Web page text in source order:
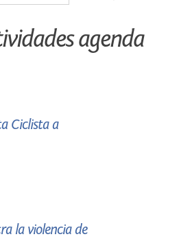
agenda
Ciclista a
la violencia de